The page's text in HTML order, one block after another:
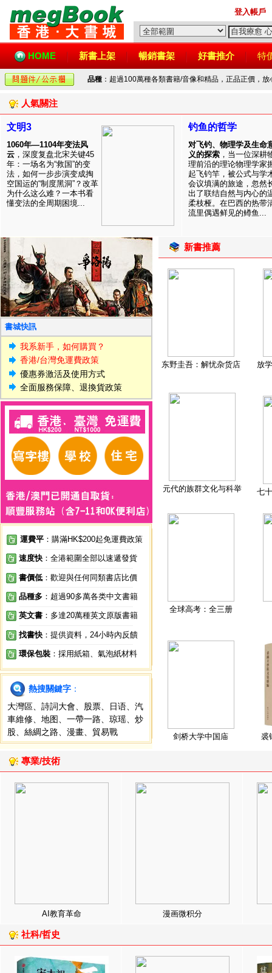
登入帳戶
HOME 新書上架 暢銷書架 好書推介 特
品種 ：超過100萬種各類書籍/音像和精品，正品正價，
人氣關注
文明3
1060年—1104年变法风
云 ，深度复盘北宋关键45
年：一场名为“救国”的变
法，如何一步步演变成掏
空国运的“制度黑洞”？改革
为什么这么难？一本书看
懂变法的全周期困境...
钓鱼的哲学
对飞钓、物理学及生命
义的探索 ，当一位深耕
理前沿的理论物理学家
起飞钓竿，被公式与学
会议填满的旅途，忽然
出了联结自然与内心的
柔枝桠。在巴西的热带
流里偶遇鲜见的鳟鱼...
書城快訊
我系新手，如何購買？
香港/台灣免運費政策
優惠券激活及使用方式
全面服務保障、退換貨政策
運費平 ：購滿HK$200起免運費政策
速度快 ：全港範圍全部以速遞發貨
書價低 ：歡迎與任何同類書店比價
品種多 ：超過90多萬各类中文書籍
英文書 ：多達20萬種英文原版書籍
找書快 ：提供資料，24小時內反饋
環保包裝 ：採用紙箱、氣泡紙材料
熱搜關鍵字 ：
大灣區
詩詞大會 股票 日语
汽
車維修
地图 一帶一路 琼瑶
炒
股
絲綢之路 漫畫 貿易戰
新書推薦
东野圭吾：解忧杂货店 放
元代的族群文化与科举 七
全球高考：全三册
剑桥大学中国庙 裘
專業/技術
AI教育革命 漫画微积分
社科/哲史